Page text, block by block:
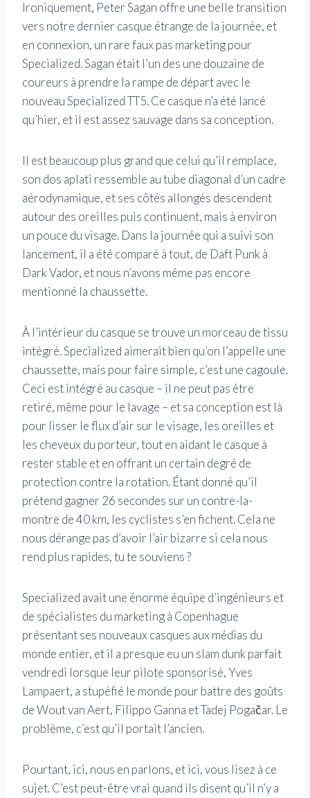
Ironiquement, Peter Sagan offre une belle transition
vers notre dernier casque étrange de la journée, et
en connexion, un rare faux pas marketing pour
Specialized. Sagan était l’un des une douzaine de
coureurs à prendre la rampe de départ avec le
nouveau Specialized TT5. Ce casque n’a été lancé
qu’hier, et il est assez sauvage dans sa conception.
Il est beaucoup plus grand que celui qu’il remplace,
son dos aplati ressemble au tube diagonal d’un cadre
aérodynamique, et ses côtés allongés descendent
autour des oreilles puis continuent, mais à environ
un pouce du visage. Dans la journée qui a suivi son
lancement, il a été comparé à tout, de Daft Punk à
Dark Vador, et nous n’avons même pas encore
mentionné la chaussette.
À l’intérieur du casque se trouve un morceau de tissu
intégré. Specialized aimerait bien qu’on l’appelle une
chaussette, mais pour faire simple, c’est une cagoule.
Ceci est intégré au casque – il ne peut pas être
retiré, même pour le lavage – et sa conception est là
pour lisser le flux d’air sur le visage, les oreilles et
les cheveux du porteur, tout en aidant le casque à
rester stable et en offrant un certain degré de
protection contre la rotation. Étant donné qu’il
prétend gagner 26 secondes sur un contre-la-
montre de 40 km, les cyclistes s’en fichent. Cela ne
nous dérange pas d’avoir l’air bizarre si cela nous
rend plus rapides, tu te souviens ?
Specialized avait une énorme équipe d’ingénieurs et
de spécialistes du marketing à Copenhague
présentant ses nouveaux casques aux médias du
monde entier, et il a presque eu un slam dunk parfait
vendredi lorsque leur pilote sponsorisé, Yves
Lampaert, a stupéfié le monde pour battre des goûts
de Wout van Aert, Filippo Ganna et Tadej Pogačar. Le
problème, c’est qu’il portait l’ancien.
Pourtant, ici, nous en parlons, et ici, vous lisez à ce
sujet. C’est peut-être vrai quand ils disent qu’il n’y a